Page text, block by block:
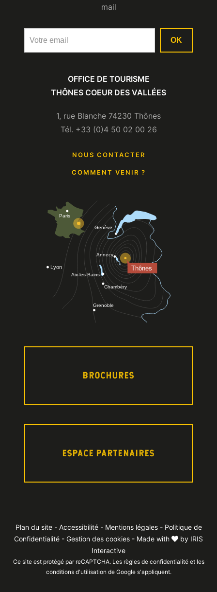
Durée : 2h15
Précision balisage : Balisage de couleur beige.
poussettes
TYPOLOGIE
OFFICE DE TOURISME
THÔNES COEUR DES VALLÉES
1, rue Blanche 74230 Thônes
Tél. +33 (0)4 50 02 00 26
NOUS CONTACTER
COMMENT VENIR ?
BROCHURES
ESPACE PARTENAIRES
mail
OK
Plan du site- Accessibilité- Mentions légales- Politique de
Confidentialité - Gestion des cookies - Made with by IRIS
Interactive
Ce site est protégé par reCAPTCHA. Les règles de confidentialitéet les
conditions d'utilisation de Google s'appliquent.